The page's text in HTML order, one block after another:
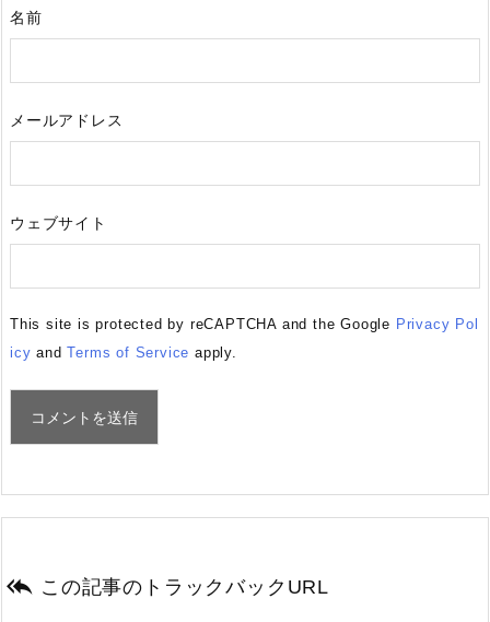
名前
メールアドレス
ウェブサイト
This site is protected by reCAPTCHA and the Google Privacy Pol
icy andTerms of Service apply.
 この記事のトラックバックURL